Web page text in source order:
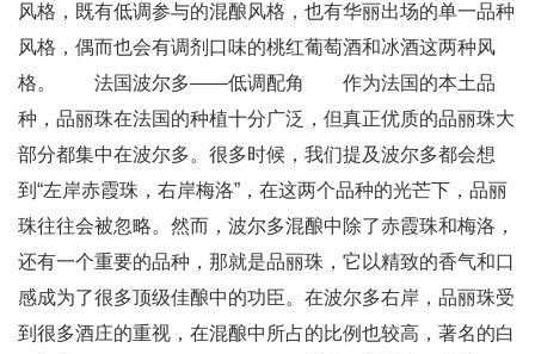
风格，既有低调参与的混酿风格，也有华丽出场的单一品种
风格，偶而也会有调剂口味的桃红葡萄酒和冰酒这两种风
格。 法国波尔多——低调配角 作为法国的本土品
种，品丽珠在法国的种植十分广泛，但真正优质的品丽珠大
部分都集中在波尔多。很多时候，我们提及波尔多都会想
到“左岸赤霞珠，右岸梅洛”，在这两个品种的光芒下，品丽
珠往往会被忽略。然而，波尔多混酿中除了赤霞珠和梅洛，
还有一个重要的品种，那就是品丽珠，它以精致的香气和口
感成为了很多顶级佳酿中的功臣。在波尔多右岸，品丽珠受
到很多酒庄的重视，在混酿中所占的比例也较高，著名的白